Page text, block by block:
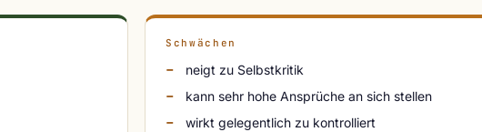
Schwächen
neigt zu Selbstkritik
kann sehr hohe Ansprüche an sich stellen
wirkt gelegentlich zu kontrolliert